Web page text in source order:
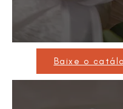
Baixe o